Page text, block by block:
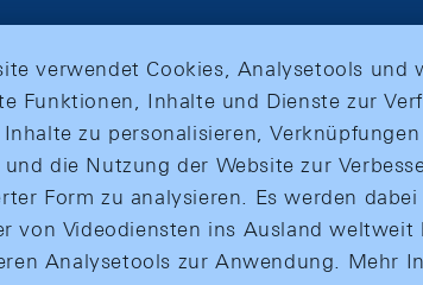
verwendet Cookies, Analysetools und
Funktionen, Inhalte und Dienste zur
zu personalisieren,
die Nutzung der Website zur
Form zu analysieren. Es werden
von Videodiensten ins Ausland weltweit
Analysetools zur Anwendung. Mehr